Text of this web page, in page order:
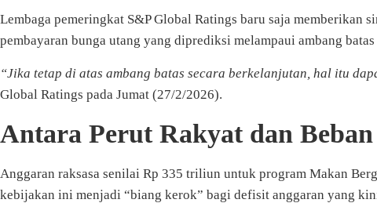
Lembaga pemeringkat S&P Global Ratings baru saja
pembayaran bunga utang yang diprediksi melampaui ambang
“Jika tetap di atas ambang batas secara berkelanjutan, hal itu
Global Ratings pada Jumat (27/2/2026).
Antara Perut Rakyat dan Beban
Anggaran raksasa senilai Rp 335 triliun untuk program Makan
kebijakan ini menjadi “biang kerok” bagi defisit anggaran yang